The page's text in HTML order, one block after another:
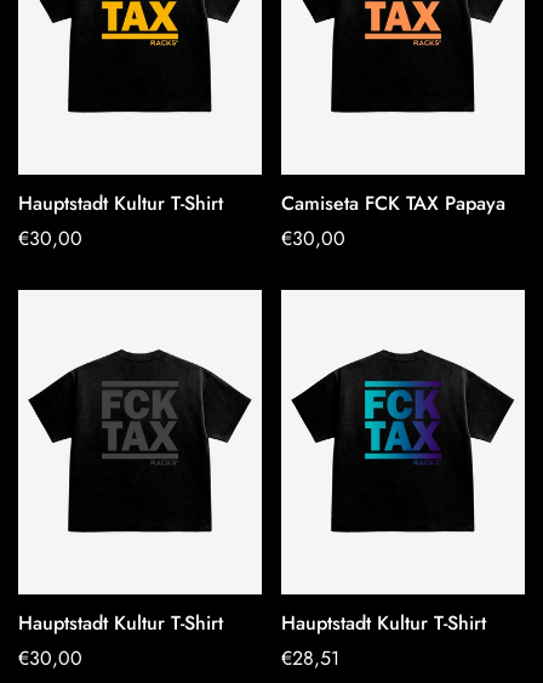
OPTIONEN
AUSWÄHLEN
Hauptstadt Kultur T-Shirt
Regulärer
€30,00
OPTIONEN
AUSWÄHLEN
Camiseta FCK TAX Papaya
Regulärer
€30,00
OPTIONEN
AUSWÄHLEN
Hauptstadt Kultur T-Shirt
Regulärer
€30,00
OPTIONEN
Hauptstadt Kultur T-Shirt
Regulärer
€28,51